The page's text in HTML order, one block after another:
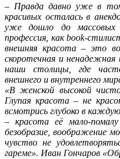
– Правда давно уже в
красивых осталась в
уже дошло до массовых
профессия, как book-
внешняя красота – это
скоротечная и
наши столицы, где
внешнего и внутреннего
«В женской высокой
Глупая красота – не
всмотрись глубоко в
– красота её мало-
безобразие, воображение
чувство не
гареме». Иван Гончаров